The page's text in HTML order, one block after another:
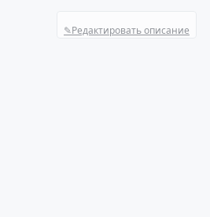
✎Редактировать описание